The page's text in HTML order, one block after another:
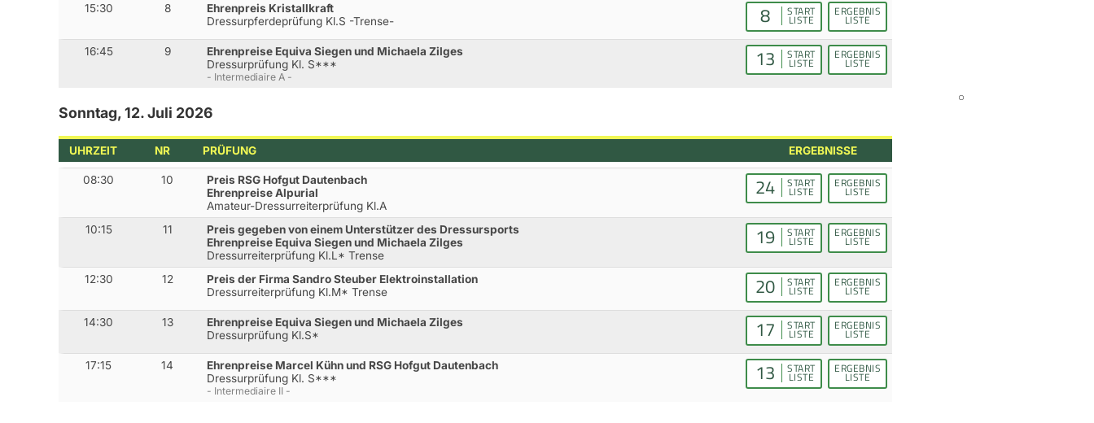
15:30 8
Ehrenpreis Kristallkraft
Dressurpferdeprüfung Kl.S -Trense-
8 START
LISTE
ERGEBNIS
LISTE
16:45 9
Ehrenpreise Equiva Siegen und Michaela Zilges
Dressurprüfung Kl. S***
- Intermediaire A -
13 START
LISTE
ERGEBNIS
LISTE
Sonntag, 12. Juli 2026
UHRZEIT NR PRÜFUNG ERGEBNISSE
08:30 10
Preis RSG Hofgut Dautenbach
Ehrenpreise Alpurial
Amateur-Dressurreiterprüfung Kl.A
24 START
LISTE
ERGEBNIS
LISTE
10:15 11
Preis gegeben von einem Unterstützer des Dressursports
Ehrenpreise Equiva Siegen und Michaela Zilges
Dressurreiterprüfung Kl.L* Trense
19 START
LISTE
ERGEBNIS
LISTE
12:30 12
Preis der Firma Sandro Steuber Elektroinstallation
Dressurreiterprüfung Kl.M* Trense
20 START
LISTE
ERGEBNIS
LISTE
14:30 13
Ehrenpreise Equiva Siegen und Michaela Zilges
Dressurprüfung Kl.S*
17 START
LISTE
ERGEBNIS
LISTE
17:15 14
Ehrenpreise Marcel Kühn und RSG Hofgut Dautenbach
Dressurprüfung Kl. S***
- Intermediaire II -
13 START
LISTE
ERGEBNIS
LISTE